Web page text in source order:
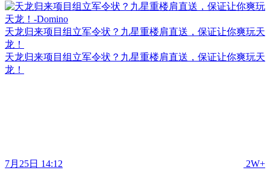
天龙归来项目组立军令状？九星重楼肩直送，保证让你爽玩天
龙！
天龙归来项目组立军令状？九星重楼肩直送，保证让你爽玩天
龙！
7月25日 14:12 2W+